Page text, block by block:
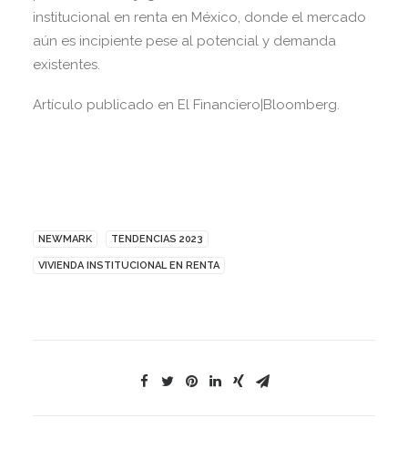
institucional en renta en México, donde el mercado
aún es incipiente pese al potencial y demanda
existentes.
Artículo publicado en El Financiero|Bloomberg.
NEWMARK TENDENCIAS 2023
VIVIENDA INSTITUCIONAL EN RENTA